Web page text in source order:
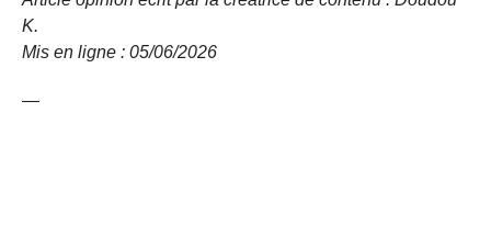
K.
Mis en ligne : 05/06/2026
—